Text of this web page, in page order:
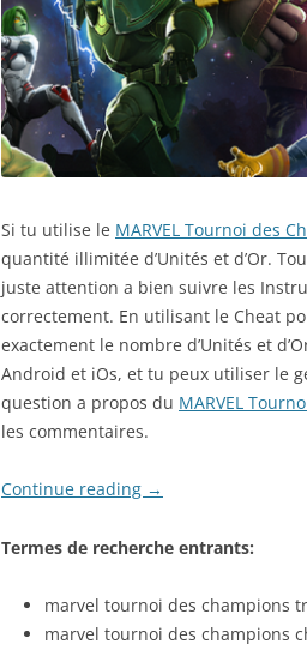
Si tu utilise le MARVEL Tournoi des
quantité illimitée d’Unités et d’Or.
juste attention a bien suivre les
correctement. En utilisant le Cheat
exactement le nombre d’Unités et
Android et iOs, et tu peux utiliser le
question a propos du MARVEL
les commentaires.
Continue reading →
Termes de recherche entrants:
marvel tournoi des champions
marvel tournoi des champions